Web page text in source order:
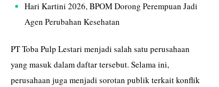
Hari Kartini 2026, BPOM Dorong Perempuan Jadi
Agen Perubahan Kesehatan
PT Toba Pulp Lestari menjadi salah satu perusahaan
yang masuk dalam daftar tersebut. Selama ini,
perusahaan juga menjadi sorotan publik terkait konflik